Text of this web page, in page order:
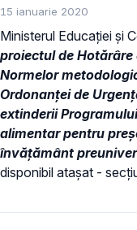
15 ianuarie 2020
Ministerul Educației și
proiectul de
Normelor
Ordonanței de
extinderii
alimentar pentru
învățământ
disponibil atașat -